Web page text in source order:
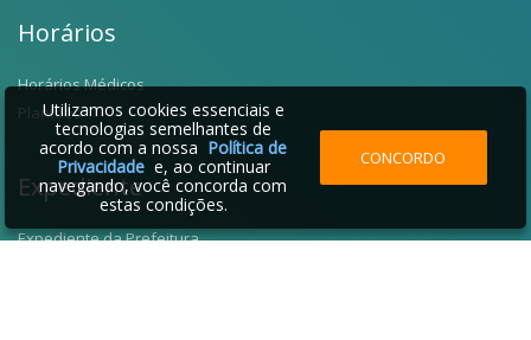
Horários
Horários Médicos
Plantões
Expediente
Expediente da Prefeitura
Utilizamos cookies essenciais e
tecnologias semelhantes de
acordo com a nossa Política de
Privacidadee, ao continuar
navegando, você concorda com
estas condições.
CONCORDO